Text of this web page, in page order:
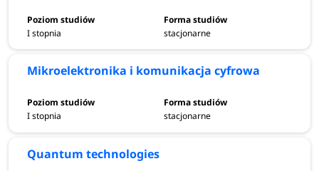
I stopnia stacjonarne
Mikroelektronika i komunikacja cyfrowa
I stopnia stacjonarne
Quantum technologies